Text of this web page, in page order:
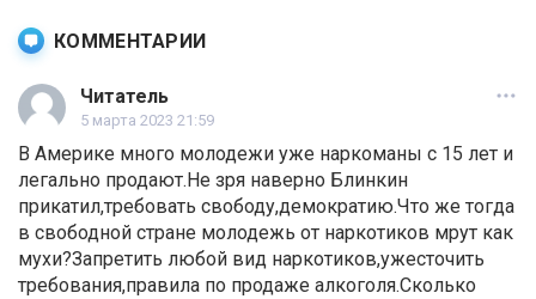
КОММЕНТАРИИ
Читатель
5 марта 2023 21:59
В Америке много молодежи уже наркоманы с 15 лет и
легально продают.Не зря наверно Блинкин
прикатил,требовать свободу,демократию.Что же тогда
в свободной стране молодежь от наркотиков мрут как
мухи?Запретить любой вид наркотиков,ужесточить
требования,правила по продаже алкоголя.Сколько